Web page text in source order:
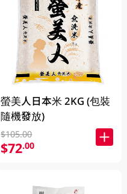
螢美人日本米 2KG (包裝
隨機發放)
$105.00
$72.00